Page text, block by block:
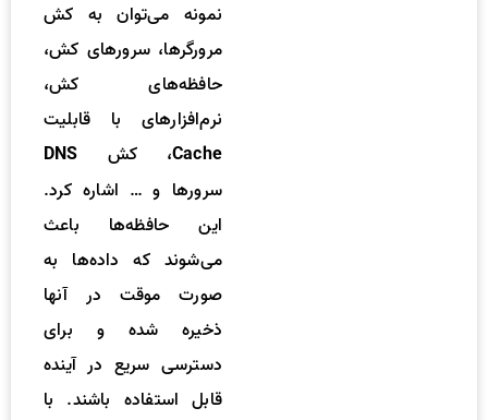
نمونه می‌توان به کش
مرورگرها، سرورهای کش،
حافظه‌های کش،
نرم‌افزارهای با قابلیت
Cache، کش DNS
سرورها و … اشاره کرد.
این حافظه‌ها باعث
می‌شوند که داده‌ها به
صورت موقت در آنها
ذخیره شده و برای
دسترسی سریع در آینده
قابل استفاده باشند. با